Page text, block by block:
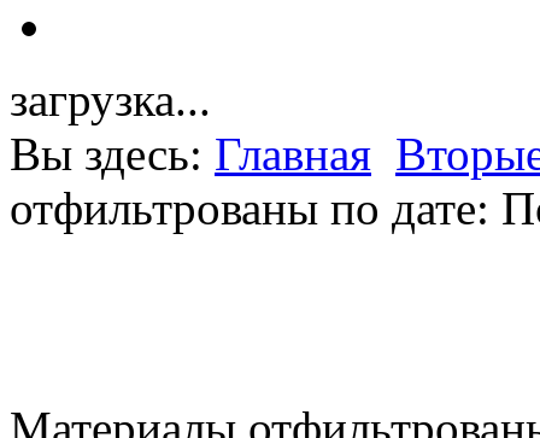
загрузка...
Вы здесь: Главная
отфильтрованы по дате: